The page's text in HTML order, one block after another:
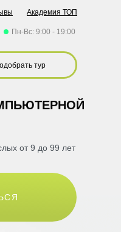
от 9 до 99 лет
Пн-Вс: 9:00 - 19:00
Академия ТОП
тур